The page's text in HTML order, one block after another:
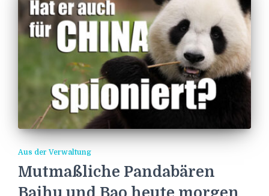
Aus der Verwaltung
Mutmaßliche Pandabären